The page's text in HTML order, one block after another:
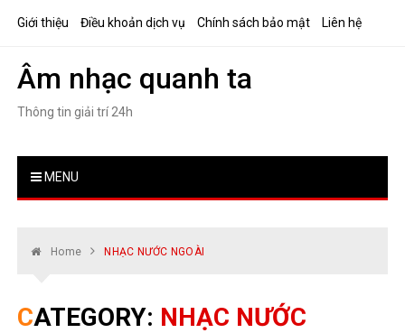
Giới thiệu Điều khoản dịch vụ Chính sách bảo mật Liên hệ
Âm nhạc quanh ta
Thông tin giải trí 24h
MENU
Home NHẠC NƯỚC NGOÀI
CATEGORY: NHẠC NƯỚC